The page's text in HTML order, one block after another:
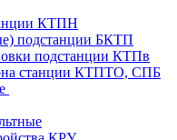
КТПН
подстанции БКТП
подстанции КТПв
станции КТПТО, СПБ